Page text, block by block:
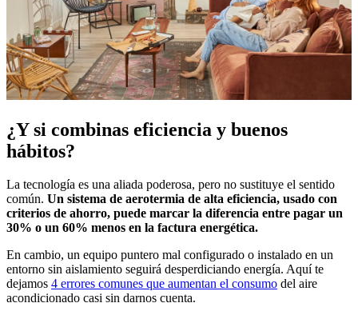
¿Y si combinas eficiencia y buenos
hábitos?
La tecnología es una aliada poderosa, pero no sustituye el sentido
común. Un sistema de aerotermia de alta eficiencia, usado con
criterios de ahorro, puede marcar la diferencia entre pagar un
30% o un 60% menos en la factura energética.
En cambio, un equipo puntero mal configurado o instalado en un
entorno sin aislamiento seguirá desperdiciando energía. Aquí te
dejamos 4 errores comunes que aumentan el consumo del aire
acondicionado casi sin darnos cuenta.